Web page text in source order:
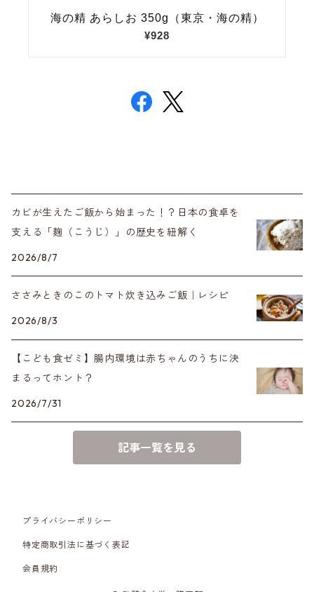
カビが生えたご飯から始まった！？日本の食卓を
支える「麹（こうじ）」の歴史を紐解く
2026/8/7
ささみときのこのトマト炊き込みご飯｜レシピ
2026/8/3
【こども食ゼミ】腸内環境は赤ちゃんのうちに決
まるってホント？
2026/7/31
記事一覧を見る
プライバシーポリシー
特定商取引法に基づく表記
会員規約